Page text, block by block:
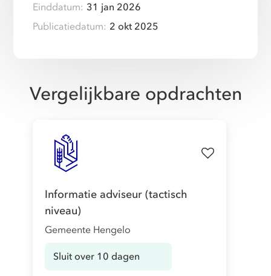
Einddatum: 31 jan 2026
Publicatiedatum: 2 okt 2025
Vergelijkbare opdrachten
Informatie adviseur (tactisch
niveau)
Gemeente Hengelo
Sluit over 10 dagen